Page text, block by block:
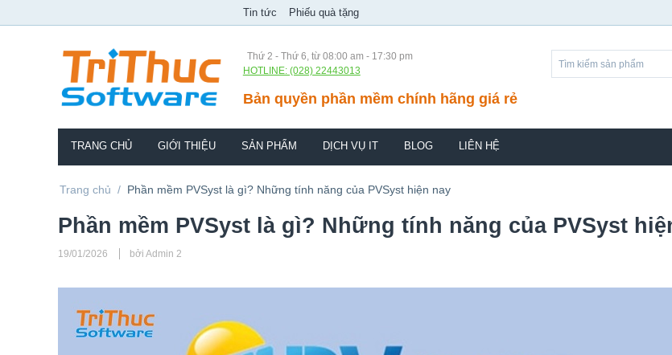
Tin tức Phiếu quà tặng
Thứ 2 - Thứ 6, từ 08:00 am - 17:30 pm
HOTLINE: (028) 22443013
Bản quyền phần mềm chính hãng giá rẻ
TRANG CHỦ GIỚI THIỆU SẢN PHẨM DỊCH VỤ IT BLOG LIÊN HỆ
Trang chủ / Phần mềm PVSyst là gì? Những tính năng của PVSyst hiện nay
Phần mềm PVSyst là gì? Những tính năng của PVSyst
19/01/2026 bởi Admin 2